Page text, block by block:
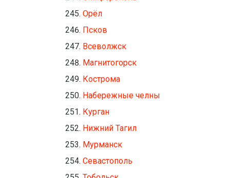
Орёл
Псков
Всеволжск
Магнитогорск
Кострома
Набережные челны
Курган
Нижний Тагил
Мурманск
Севастополь